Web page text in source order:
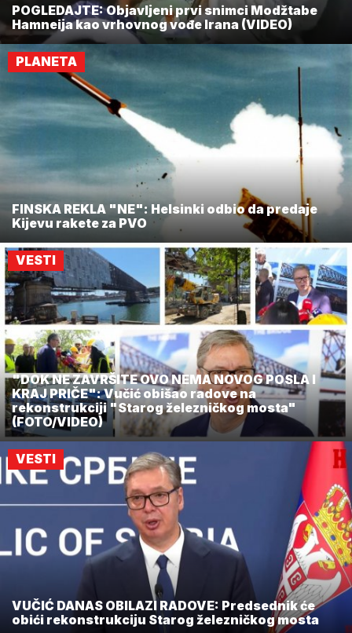
POGLEDAJTE: Objavljeni prvi snimci Modžtabe
Hamneija kao vrhovnog vođe Irana (VIDEO)
PLANETA
FINSKA REKLA "NE": Helsinki odbio da predaje
Kijevu rakete za PVO
VESTI
"DOK NE ZAVRŠITE OVO NEMA NOVOG POSLA I
KRAJ PRIČE": Vučić obišao radove na
rekonstrukciji "Starog železničkog mosta"
(FOTO/VIDEO)
VESTI
VUČIĆ DANAS OBILAZI RADOVE: Predsednik će
obići rekonstrukciju Starog železničkog mosta